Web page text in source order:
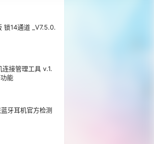
锁14通道 _V7.5.0.
能
牙耳机官方检测